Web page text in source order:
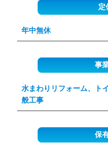
定
年中無休
事
水まわりリフォーム、ト
般工事
保